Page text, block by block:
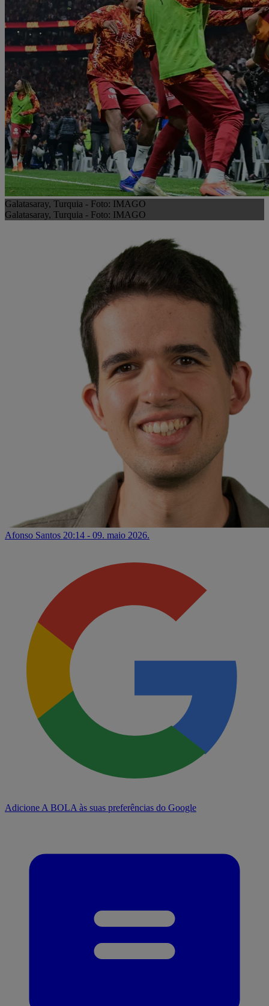
Galatasaray, Turquia - Foto: IMAGO
Galatasaray, Turquia - Foto: IMAGO
Afonso Santos 20:14 - 09. maio 2026.
Adicione A BOLA às suas preferências do Google